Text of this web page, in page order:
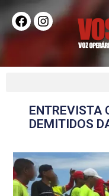
ENTREVISTA
DEMITIDOS